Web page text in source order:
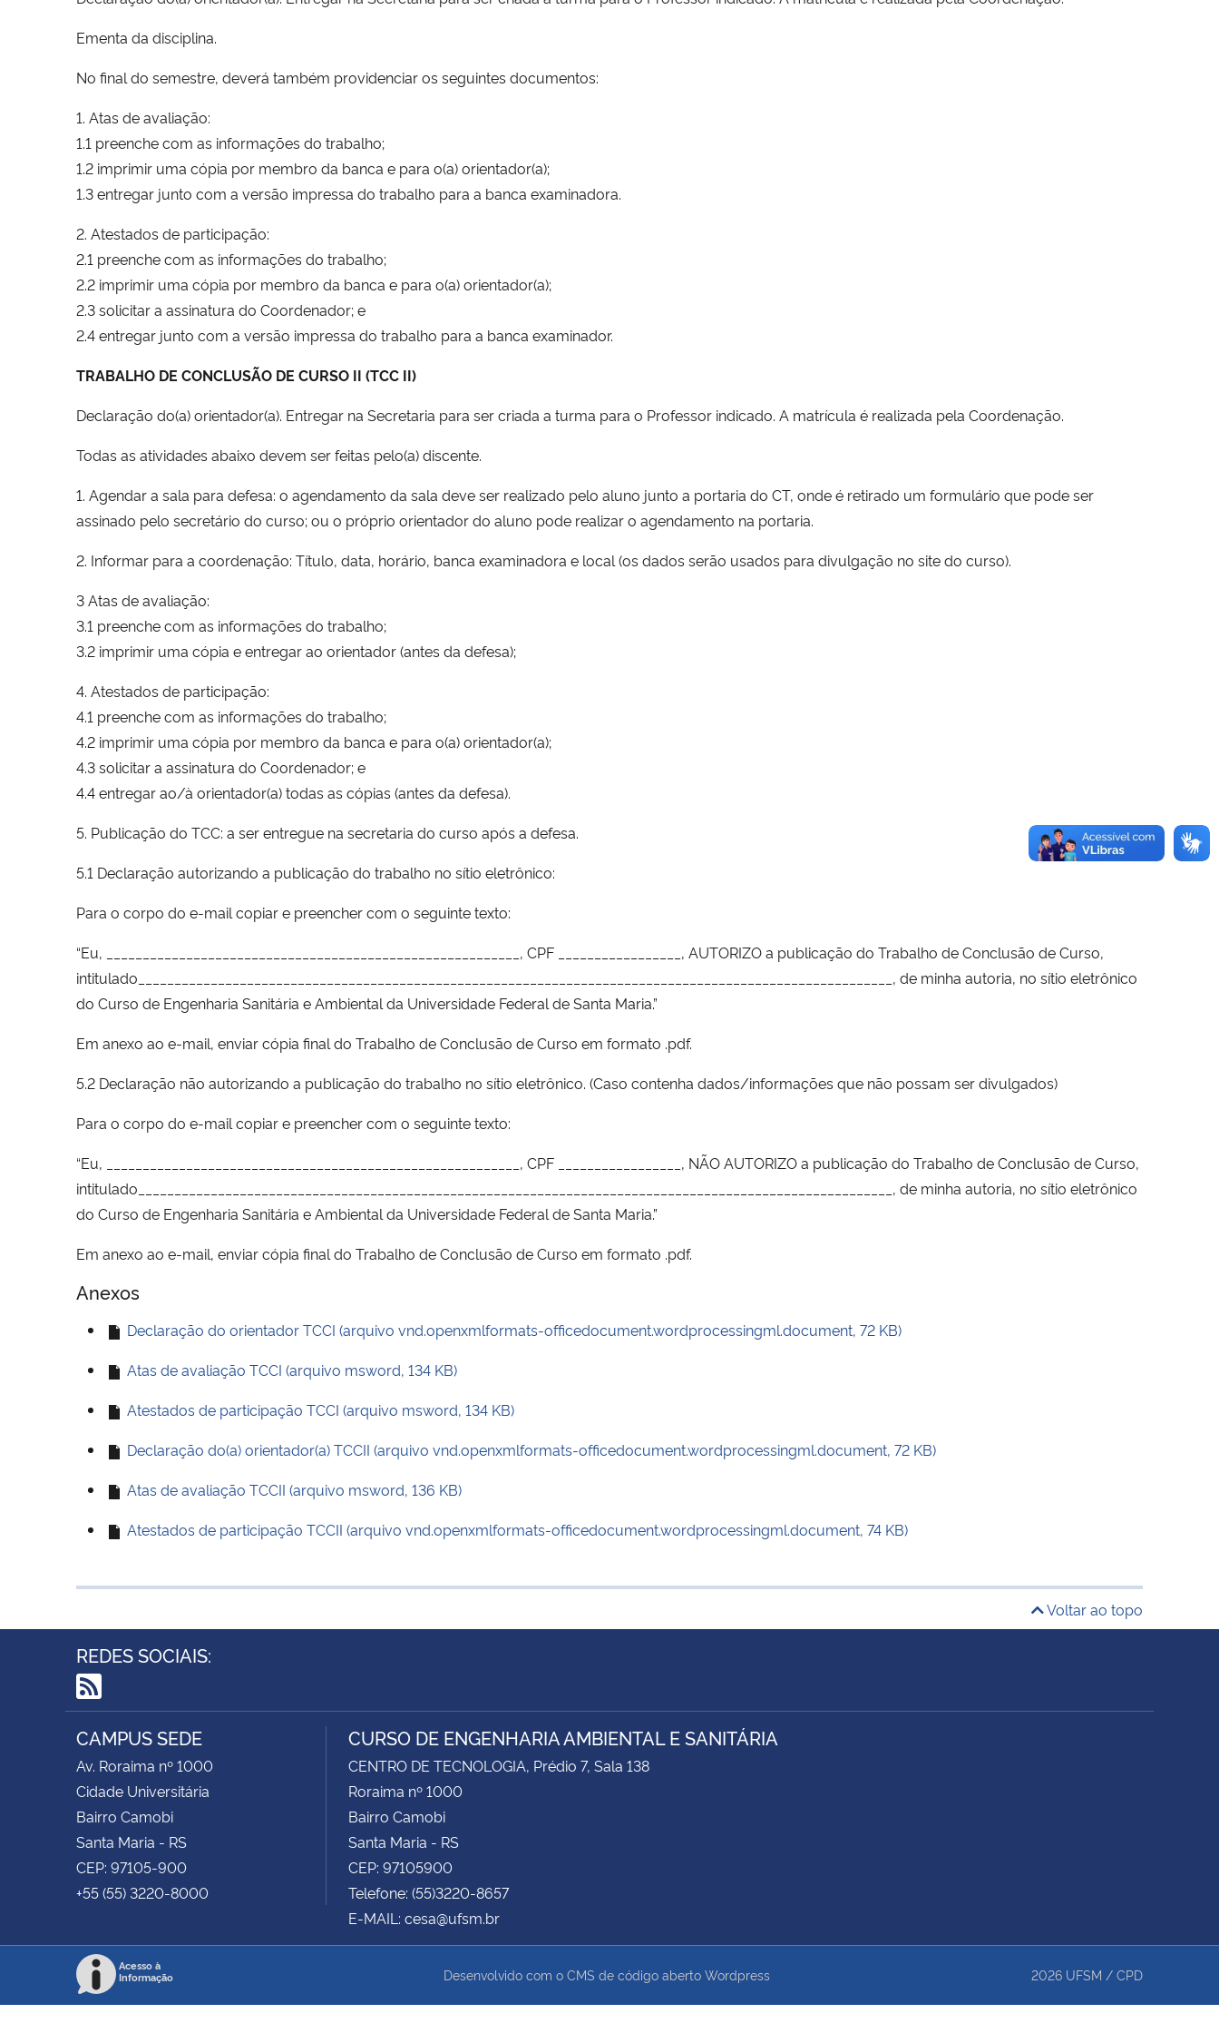
Ementa da disciplina.
No final do semestre, deverá também providenciar os seguintes documentos:
1. Atas de avaliação:
1.1 preenche com as informações do trabalho;
1.2 imprimir uma cópia por membro da banca e para o(a) orientador(a);
1.3 entregar junto com a versão impressa do trabalho para a banca examinadora.
2. Atestados de participação:
2.1 preenche com as informações do trabalho;
2.2 imprimir uma cópia por membro da banca e para o(a) orientador(a);
2.3 solicitar a assinatura do Coordenador; e
2.4 entregar junto com a versão impressa do trabalho para a banca examinador.
TRABALHO DE CONCLUSÃO DE CURSO II (TCC II)
Declaração do(a) orientador(a). Entregar na Secretaria para ser criada a turma para o Professor indicado. A matrícula é realizada pela Coordenação.
Todas as atividades abaixo devem ser feitas pelo(a) discente.
1. Agendar a sala para defesa: o agendamento da sala deve ser realizado pelo aluno junto a portaria do CT, onde é retirado um formulário que pode ser
assinado pelo secretário do curso; ou o próprio orientador do aluno pode realizar o agendamento na portaria.
2. Informar para a coordenação: Título, data, horário, banca examinadora e local (os dados serão usados para divulgação no site do curso).
3 Atas de avaliação:
3.1 preenche com as informações do trabalho;
3.2 imprimir uma cópia e entregar ao orientador (antes da defesa);
4. Atestados de participação:
4.1 preenche com as informações do trabalho;
4.2 imprimir uma cópia por membro da banca e para o(a) orientador(a);
4.3 solicitar a assinatura do Coordenador; e
4.4 entregar ao/à orientador(a) todas as cópias (antes da defesa).
5. Publicação do TCC: a ser entregue na secretaria do curso após a defesa.
5.1 Declaração autorizando a publicação do trabalho no sítio eletrônico:
Para o corpo do e-mail copiar e preencher com o seguinte texto:
“Eu, _________________________________________________________, CPF _________________, AUTORIZO a publicação do Trabalho de Conclusão de Curso,
intitulado________________________________________________________________________________________________________, de minha autoria, no sítio eletrônico
do Curso de Engenharia Sanitária e Ambiental da Universidade Federal de Santa Maria.”
Em anexo ao e-mail, enviar cópia final do Trabalho de Conclusão de Curso em formato .pdf.
5.2 Declaração não autorizando a publicação do trabalho no sítio eletrônico. (Caso contenha dados/informações que não possam ser divulgados)
Para o corpo do e-mail copiar e preencher com o seguinte texto:
“Eu, _________________________________________________________, CPF _________________, NÃO AUTORIZO a publicação do Trabalho de Conclusão de Curso,
intitulado________________________________________________________________________________________________________, de minha autoria, no sítio eletrônico
do Curso de Engenharia Sanitária e Ambiental da Universidade Federal de Santa Maria.”
Em anexo ao e-mail, enviar cópia final do Trabalho de Conclusão de Curso em formato .pdf.
Anexos
Declaração do orientador TCCI (arquivo vnd.openxmlformats-officedocument.wordprocessingml.document, 72 KB)
Atas de avaliação TCCI (arquivo msword, 134 KB)
Atestados de participação TCCI (arquivo msword, 134 KB)
Declaração do(a) orientador(a) TCCII (arquivo vnd.openxmlformats-officedocument.wordprocessingml.document, 72 KB)
Atas de avaliação TCCII (arquivo msword, 136 KB)
Atestados de participação TCCII (arquivo vnd.openxmlformats-officedocument.wordprocessingml.document, 74 KB)
Voltar ao topo
REDES SOCIAIS:
RSS
CAMPUS SEDE
Av. Roraima nº 1000
Cidade Universitária
Bairro Camobi
Santa Maria - RS
CEP: 97105-900
+55 (55) 3220-8000
CURSO DE ENGENHARIA AMBIENTAL E SANITÁRIA
CENTRO DE TECNOLOGIA, Prédio 7, Sala 138
Roraima nº 1000
Bairro Camobi
Santa Maria - RS
CEP: 97105900
Telefone: (55)3220-8657
E-MAIL: cesa@ufsm.br
Acesso à
Informação
Desenvolvido com o CMS de código aberto Wordpress 2026 UFSM / CPD